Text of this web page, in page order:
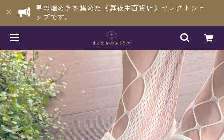
星の煌めきを集めた《真夜中百貨店》セレクトショ
ップです。